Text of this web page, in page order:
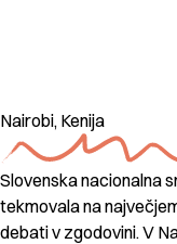
Nairobi, Kenija
Slovenska nacionalna
tekmovala na
debati v zgodovini. V